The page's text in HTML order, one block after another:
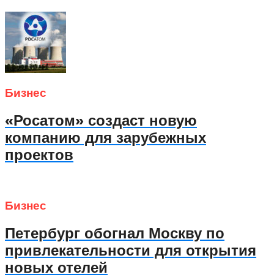
Бизнес
«Росатом» создаст новую
компанию для зарубежных
проектов
Бизнес
Петербург обогнал Москву по
привлекательности для открытия
новых отелей